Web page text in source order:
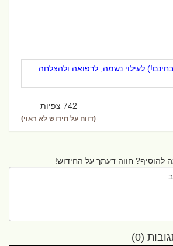
לעילוי נשמה, לרפואה ולהצלחה
742 צפיות
(דווח על חידוש לא ראוי)
חווה דעתך על החידוש!
(0)